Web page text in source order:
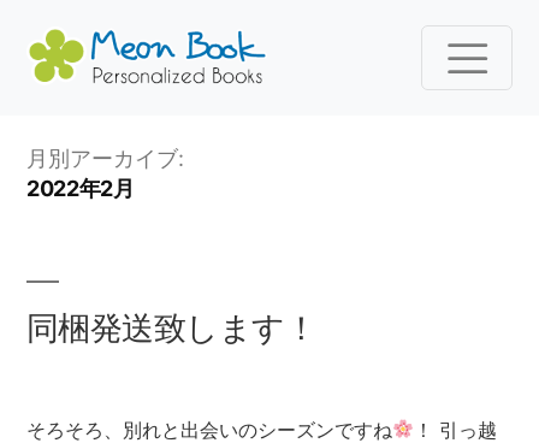
月別アーカイブ:
2022年2月
同梱発送致します！
そろそろ、別れと出会いのシーズンですね
！ 引っ越